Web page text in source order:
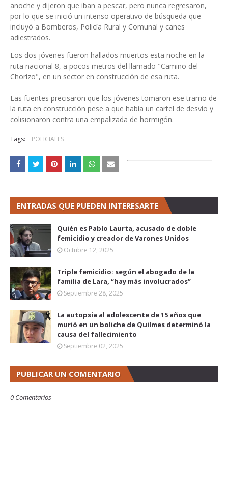
anoche y dijeron que iban a pescar, pero nunca regresaron,
por lo que se inició un intenso operativo de búsqueda que
incluyó a Bomberos, Policía Rural y Comunal y canes
adiestrados.
Los dos jóvenes fueron hallados muertos esta noche en la
ruta nacional 8, a pocos metros del llamado "Camino del
Chorizo", en un sector en construcción de esa ruta.
Las fuentes precisaron que los jóvenes tomaron ese tramo de
la ruta en construcción pese a que había un cartel de desvío y
colisionaron contra una empalizada de hormigón.
Tags: POLICIALES
ENTRADAS QUE PUEDEN INTERESARTE
Quién es Pablo Laurta, acusado de doble
femicidio y creador de Varones Unidos
Octubre 12, 2025
Triple femicidio: según el abogado de la
familia de Lara, “hay más involucrados”
Septiembre 28, 2025
La autopsia al adolescente de 15 años que
murió en un boliche de Quilmes determinó la
causa del fallecimiento
Septiembre 02, 2025
PUBLICAR UN COMENTARIO
0 Comentarios